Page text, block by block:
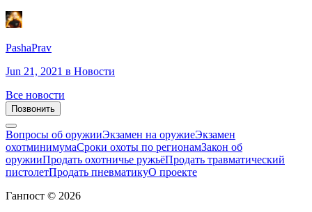
PashaPrav
Jun 21, 2021 в Новости
Все новости
Позвонить
Вопросы об оружииЭкзамен на оружиеЭкзамен
охотминимумаСроки охоты по регионамЗакон об
оружииПродать охотничье ружьёПродать травматический
пистолетПродать пневматикуО проекте
Ганпост © 2026